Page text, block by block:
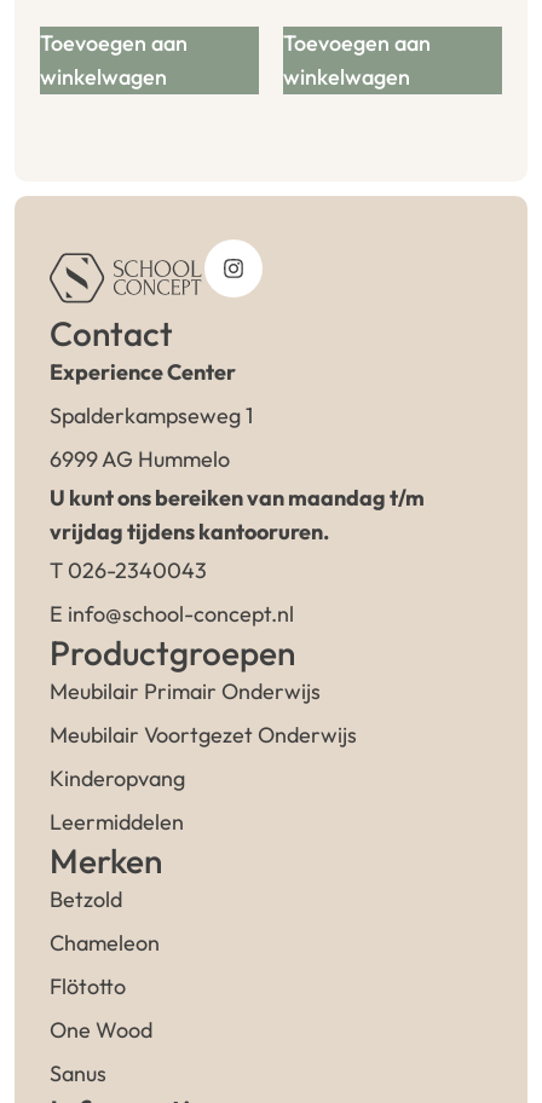
Toevoegen aan
winkelwagen
Toevoegen aan
winkelwagen
Contact
Experience Center
Spalderkampseweg 1
6999 AG Hummelo
U kunt ons bereiken van maandag t/m
vrijdag tijdens kantooruren.
T 026-2340043
E info@school-concept.nl
Productgroepen
Meubilair Primair Onderwijs
Meubilair Voortgezet Onderwijs
Kinderopvang
Leermiddelen
Merken
Betzold
Chameleon
Flötotto
One Wood
Sanus